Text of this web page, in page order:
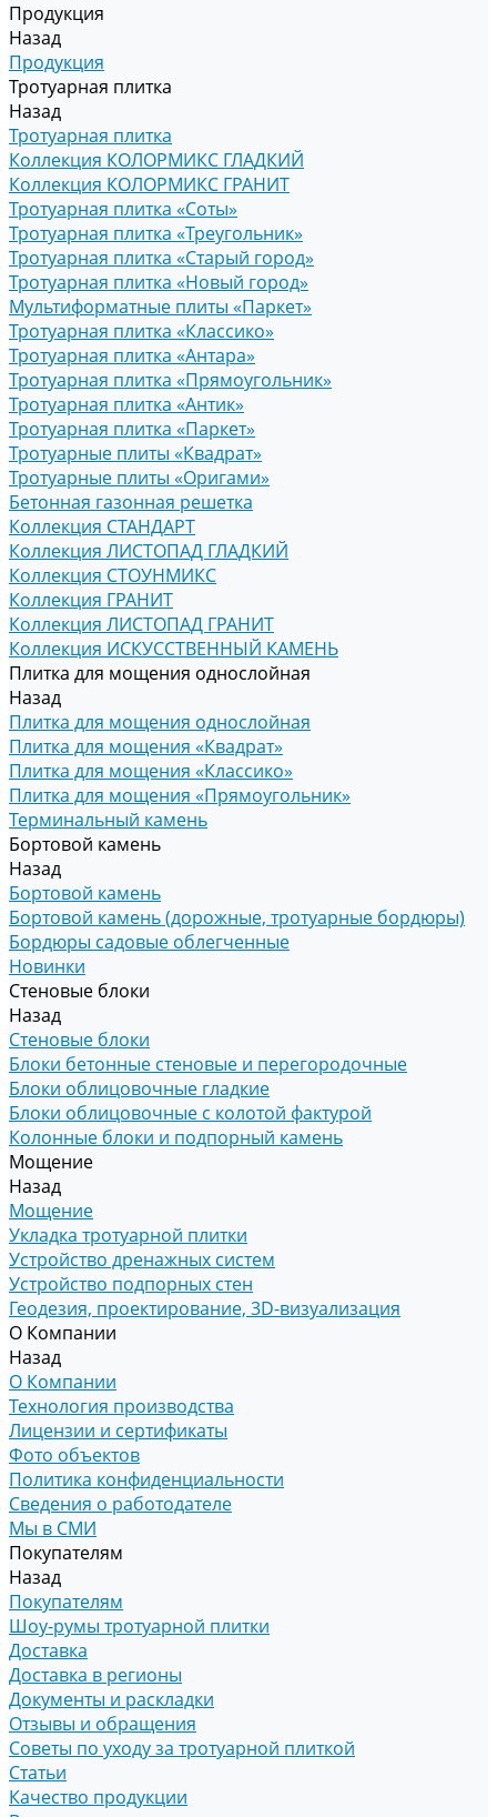
Продукция
Назад
Продукция
Тротуарная плитка
Назад
Тротуарная плитка
Коллекция КОЛОРМИКС ГЛАДКИЙ
Коллекция КОЛОРМИКС ГРАНИТ
Тротуарная плитка «Соты»
Тротуарная плитка «Треугольник»
Тротуарная плитка «Старый город»
Тротуарная плитка «Новый город»
Мультиформатные плиты «Паркет»
Тротуарная плитка «Классико»
Тротуарная плитка «Антара»
Тротуарная плитка «Прямоугольник»
Тротуарная плитка «Антик»
Тротуарная плитка «Паркет»
Тротуарные плиты «Квадрат»
Тротуарные плиты «Оригами»
Бетонная газонная решетка
Коллекция СТАНДАРТ
Коллекция ЛИСТОПАД ГЛАДКИЙ
Коллекция СТОУНМИКС
Коллекция ГРАНИТ
Коллекция ЛИСТОПАД ГРАНИТ
Коллекция ИСКУССТВЕННЫЙ КАМЕНЬ
Плитка для мощения однослойная
Назад
Плитка для мощения однослойная
Плитка для мощения «Квадрат»
Плитка для мощения «Классико»
Плитка для мощения «Прямоугольник»
Терминальный камень
Бортовой камень
Назад
Бортовой камень
Бортовой камень (дорожные, тротуарные бордюры)
Бордюры садовые облегченные
Новинки
Стеновые блоки
Назад
Стеновые блоки
Блоки бетонные стеновые и перегородочные
Блоки облицовочные гладкие
Блоки облицовочные с колотой фактурой
Колонные блоки и подпорный камень
Мощение
Назад
Мощение
Укладка тротуарной плитки
Устройство дренажных систем
Устройство подпорных стен
Геодезия, проектирование, 3D-визуализация
О Компании
Назад
О Компании
Технология производства
Лицензии и сертификаты
Фото объектов
Политика конфиденциальности
Сведения о работодателе
Мы в СМИ
Покупателям
Назад
Покупателям
Шоу-румы тротуарной плитки
Доставка
Доставка в регионы
Документы и раскладки
Отзывы и обращения
Советы по уходу за тротуарной плиткой
Статьи
Качество продукции